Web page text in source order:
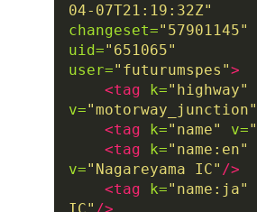
04-07T21:19:32Z"
changeset="57901145"
uid="651065"
user="futurumspes">
<tag
k="highway"
v="motorway_junction"
<tag
k="name" v=
<tag
k="name:en"
v="Nagareyama IC" />
<tag
k="name:ja"